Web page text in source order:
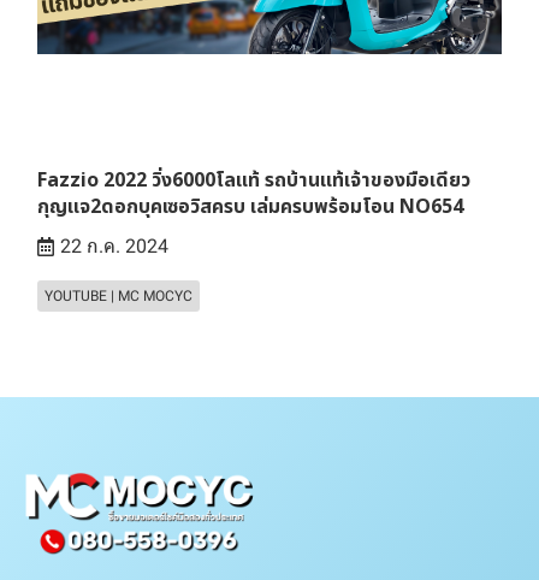
Fazzio 2022 วิ่ง6000โลแท้ รถบ้านแท้เจ้าของมือเดียว
กุญแจ2ดอกบุคเซอวิสครบ เล่มครบพร้อมโอน NO654
22 ก.ค. 2024
YOUTUBE | MC MOCYC